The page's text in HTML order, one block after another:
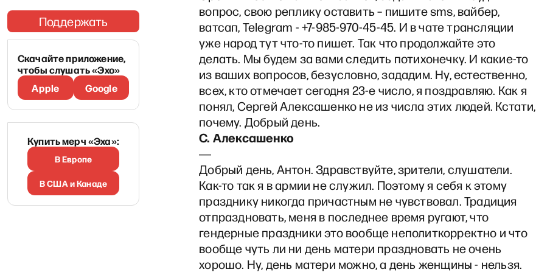
Поддержать
Скачайте приложение,
чтобы слушать «Эхо»
Apple
Google
Купить мерч «Эха»:
В Европе
В США и Канаде
вопрос, свою реплику оставить – пишите sms, вайбер,
ватсап, Telegram - +7-985-970-45-45. И в чате трансляции
уже народ тут что-то пишет. Так что продолжайте это
делать. Мы будем за вами следить потихонечку. И какие-то
из ваших вопросов, безусловно, зададим. Ну, естественно,
всех, кто отмечает сегодня 23-е число, я поздравляю. Как я
понял, Сергей Алексашенко не из числа этих людей. Кстати,
почему. Добрый день.
С. Алексашенко
―
Добрый день, Антон. Здравствуйте, зрители, слушатели.
Как-то так я в армии не служил. Поэтому я себя к этому
празднику никогда причастным не чувствовал. Традиция
отпраздновать, меня в последнее время ругают, что
гендерные праздники это вообще неполиткорректно и что
вообще чуть ли ни день матери праздновать не очень
хорошо. Ну, день матери можно, а день женщины - нельзя.